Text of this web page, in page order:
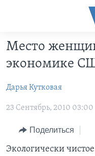
Перейти
на
основной
Перейти
навигации
АМЕРИКА
НОВОСТИ ЗА МИНУТУ
ИТОГИ
ПОЧЕМУ ЭТО
ПРОЕКТЫ
УЧИМ АНГЛИЙСКИЙ
НАША
А КАК В АМЕРИКЕ?
ЭКСПЕРТИЗА
ИНТЕРВЬЮ
ФАКТЫ ПРОТИВ
Место
экономике
Дарья Кутковая
23 Сентябрь, 2010 03:00
Поделиться
Экологически